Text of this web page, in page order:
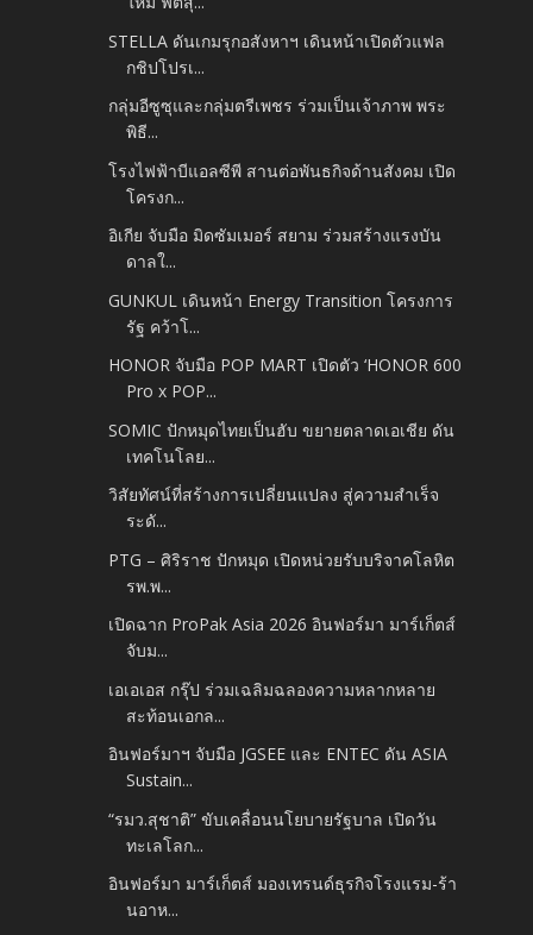
STELLA ดันเกมรุกอสังหาฯ เดินหน้าเปิดตัวแฟล
กชิปโปรเ...
กลุ่มอีซูซุและกลุ่มตรีเพชร ร่วมเป็นเจ้าภาพ พระ
พิธี...
โรงไฟฟ้าบีแอลซีพี สานต่อพันธกิจด้านสังคม เปิด
โครงก...
อิเกีย จับมือ มิดซัมเมอร์ สยาม ร่วมสร้างแรงบัน
ดาลใ...
GUNKUL เดินหน้า Energy Transition โครงการ
รัฐ คว้าโ...
HONOR จับมือ POP MART เปิดตัว ‘HONOR 600
Pro x POP...
SOMIC ปักหมุดไทยเป็นฮับ ขยายตลาดเอเชีย ดัน
เทคโนโลย...
วิสัยทัศน์ที่สร้างการเปลี่ยนแปลง สู่ความสำเร็จ
ระดั...
PTG – ศิริราช ปักหมุด เปิดหน่วยรับบริจาคโลหิต
รพ.พ...
เปิดฉาก ProPak Asia 2026 อินฟอร์มา มาร์เก็ตส์
จับม...
เอเอเอส กรุ๊ป ร่วมเฉลิมฉลองความหลากหลาย
สะท้อนเอกล...
อินฟอร์มาฯ จับมือ JGSEE และ ENTEC ดัน ASIA
Sustain...
“รมว.สุชาติ” ขับเคลื่อนนโยบายรัฐบาล เปิดวัน
ทะเลโลก...
อินฟอร์มา มาร์เก็ตส์ มองเทรนด์ธุรกิจโรงแรม-ร้า
นอาห...